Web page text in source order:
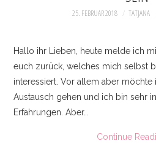
25. FEBRUAR 2018 TATJANA
Hallo ihr Lieben, heute melde ich
euch zurück, welches mich selbst
interessiert. Vor allem aber möchte
Austausch gehen und ich bin sehr
Erfahrungen. Aber…
Continue